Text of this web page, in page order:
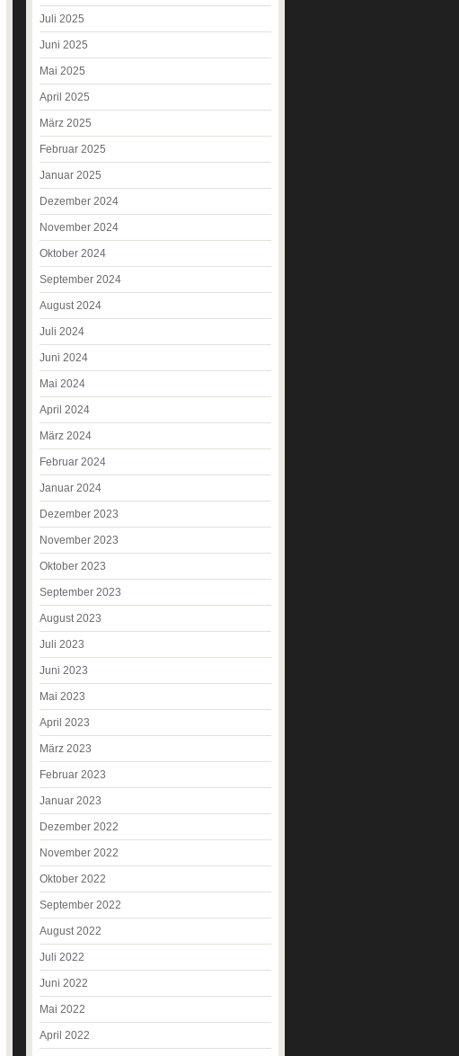
Juli 2025
Juni 2025
Mai 2025
April 2025
März 2025
Februar 2025
Januar 2025
Dezember 2024
November 2024
Oktober 2024
September 2024
August 2024
Juli 2024
Juni 2024
Mai 2024
April 2024
März 2024
Februar 2024
Januar 2024
Dezember 2023
November 2023
Oktober 2023
September 2023
August 2023
Juli 2023
Juni 2023
Mai 2023
April 2023
März 2023
Februar 2023
Januar 2023
Dezember 2022
November 2022
Oktober 2022
September 2022
August 2022
Juli 2022
Juni 2022
Mai 2022
April 2022